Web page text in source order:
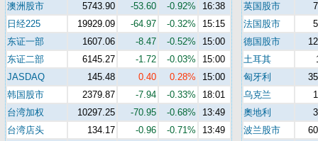
澳洲股市
5743.90 -53.60 -0.92%
16:38
日经225
19929.09 -64.97 -0.32%
15:15
东证一部
1607.06 -8.47 -0.52%
15:00
东证二部
6145.27 -1.72 -0.03%
15:00
JASDAQ
145.48 0.40 0.28%
15:00
韩国股市
2379.87 -7.94 -0.33%
18:01
台湾加权
10297.25 -70.95 -0.68%
13:49
台湾店头
134.17 -0.96 -0.71%
13:49
英国股市
法国股市
德国股市
土耳其
匈牙利
乌克兰
奧地利
波兰股市